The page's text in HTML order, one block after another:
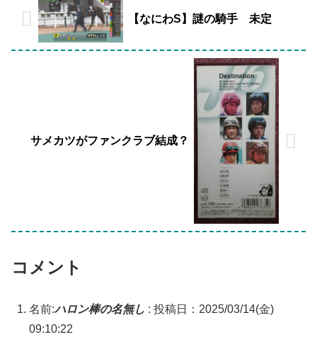
【なにわS】謎の騎手 未定
サメカツがファンクラブ結成？
コメント
名前:ハロン棒の名無し : 投稿日：2025/03/14(金)
09:10:22